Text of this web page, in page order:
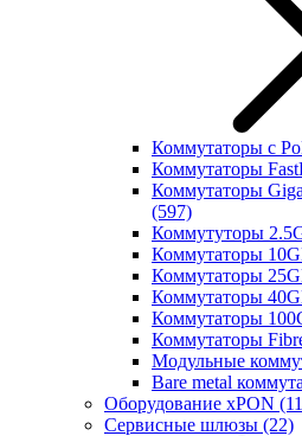
Коммутаторы с
Коммутаторы
Коммутаторы
(597)
Коммутуторы
Коммутаторы
Коммутаторы
Коммутаторы
Коммутаторы
Коммутаторы
Модульные
Bare metal
Оборудование xPON
Сервисные шлюзы (22)